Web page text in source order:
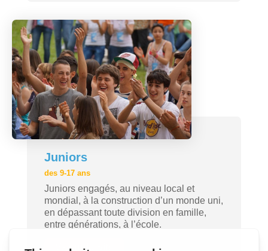
Juniors
des 9-17 ans
Juniors engagés, au niveau local et
mondial, à la construction d’un monde uni,
en dépassant toute division en famille,
entre générations, à l’école.
Va sur le Site